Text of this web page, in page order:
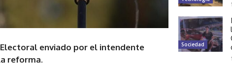
enviado por el intendente
reforma.
Sociedad